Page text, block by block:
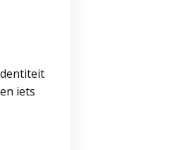
iets